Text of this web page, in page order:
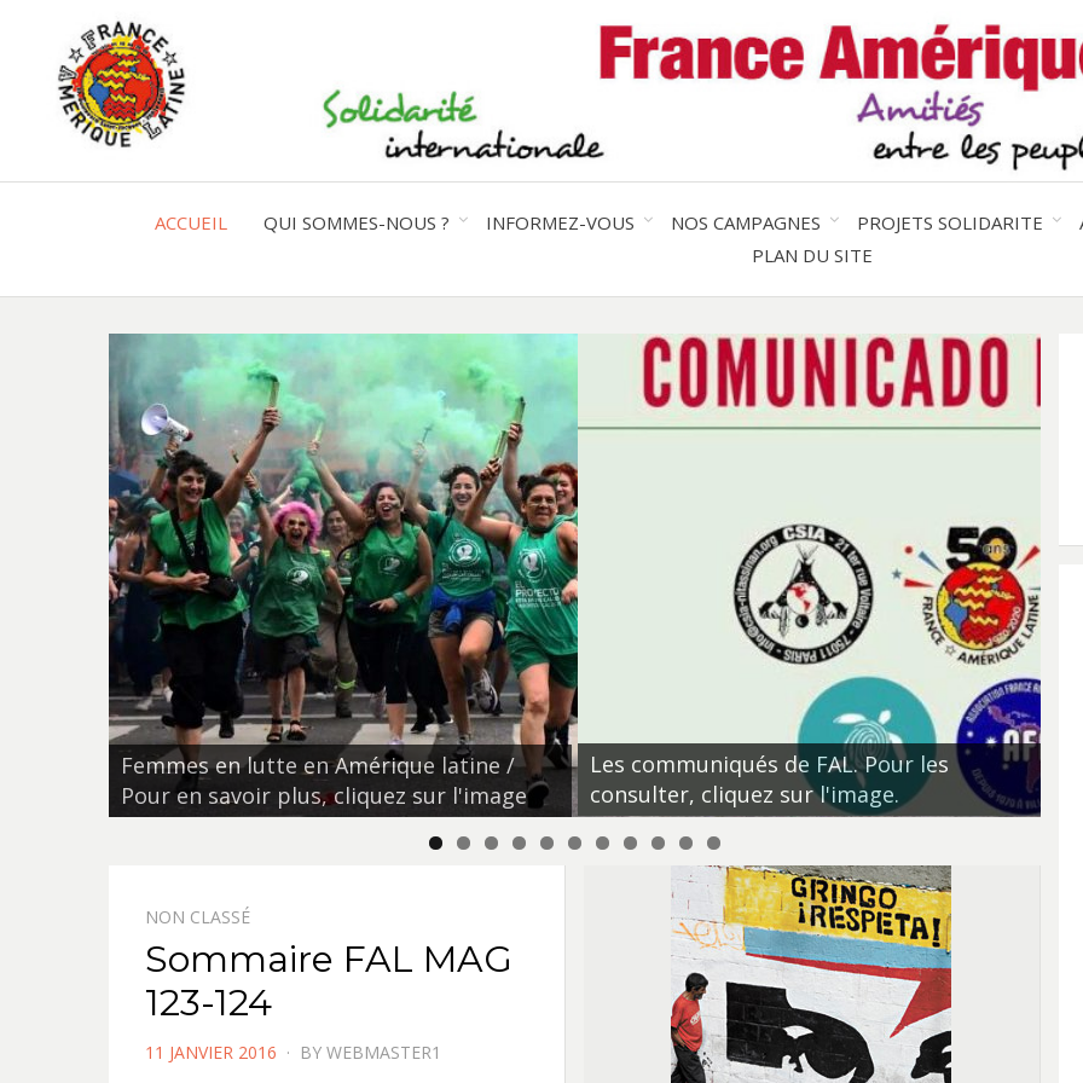
Solidarité international et Amitiés
ACCUEIL QUI SOMMES-NOUS ? INFORMEZ-VOUS NOS CAMPAGNES PROJETS SOLIDARITE
PLAN DU SITE
Les communiqués de FAL. Pour les
consulter, cliquez sur l'image.
savoir plus, cliquez sur l'image
NON CLASSÉ
Sommaire FAL MAG
123-124
POSTED
11 JANVIER 2016 BY WEBMASTER1